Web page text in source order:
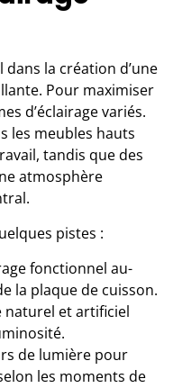
dans la création d’une
Pour maximiser
d’éclairage variés.
les meubles hauts
tandis que des
atmosphère
pistes :
fonctionnel au-
la plaque de cuisson.
naturel et artificiel
de lumière pour
les moments de